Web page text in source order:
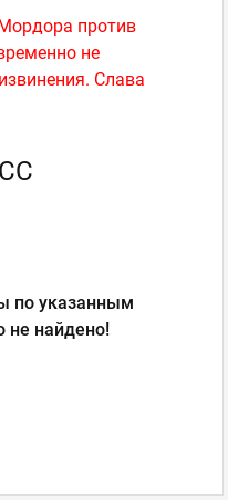
против
не
Слава
по указанным
не найдено!